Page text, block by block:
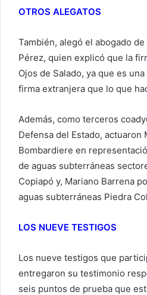
OTROS ALEGATOS
También, alegó el abogado
Pérez, quien explicó que la
Ojos de Salado, ya que es
firma extranjera que lo que
Además, como terceros
Defensa del Estado, actuaron
Bombardiere en
de aguas subterráneas
Copiapó y, Mariano Barrena
aguas subterráneas Piedra
LOS NUEVE TESTIGOS
Los nueve testigos que
entregaron su testimonio
seis puntos de prueba que